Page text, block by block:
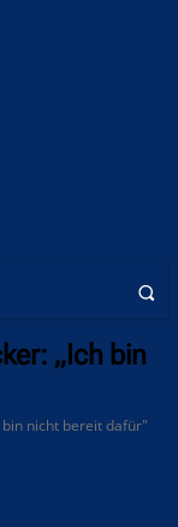
„Ich bin
bin nicht bereit dafür"